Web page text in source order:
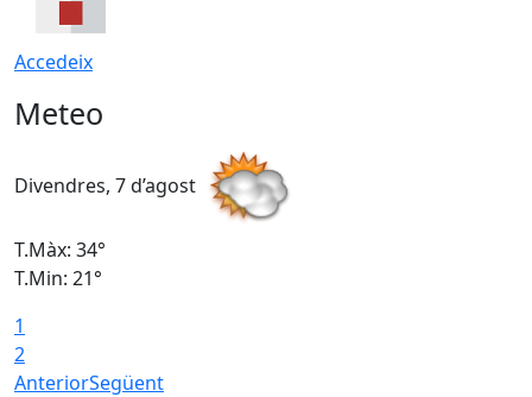
Accedeix
Meteo
Divendres, 7 d’agost
T.Màx: 34°
T.Min: 21°
1
2
AnteriorSegüent